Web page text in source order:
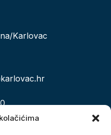
Karlovac